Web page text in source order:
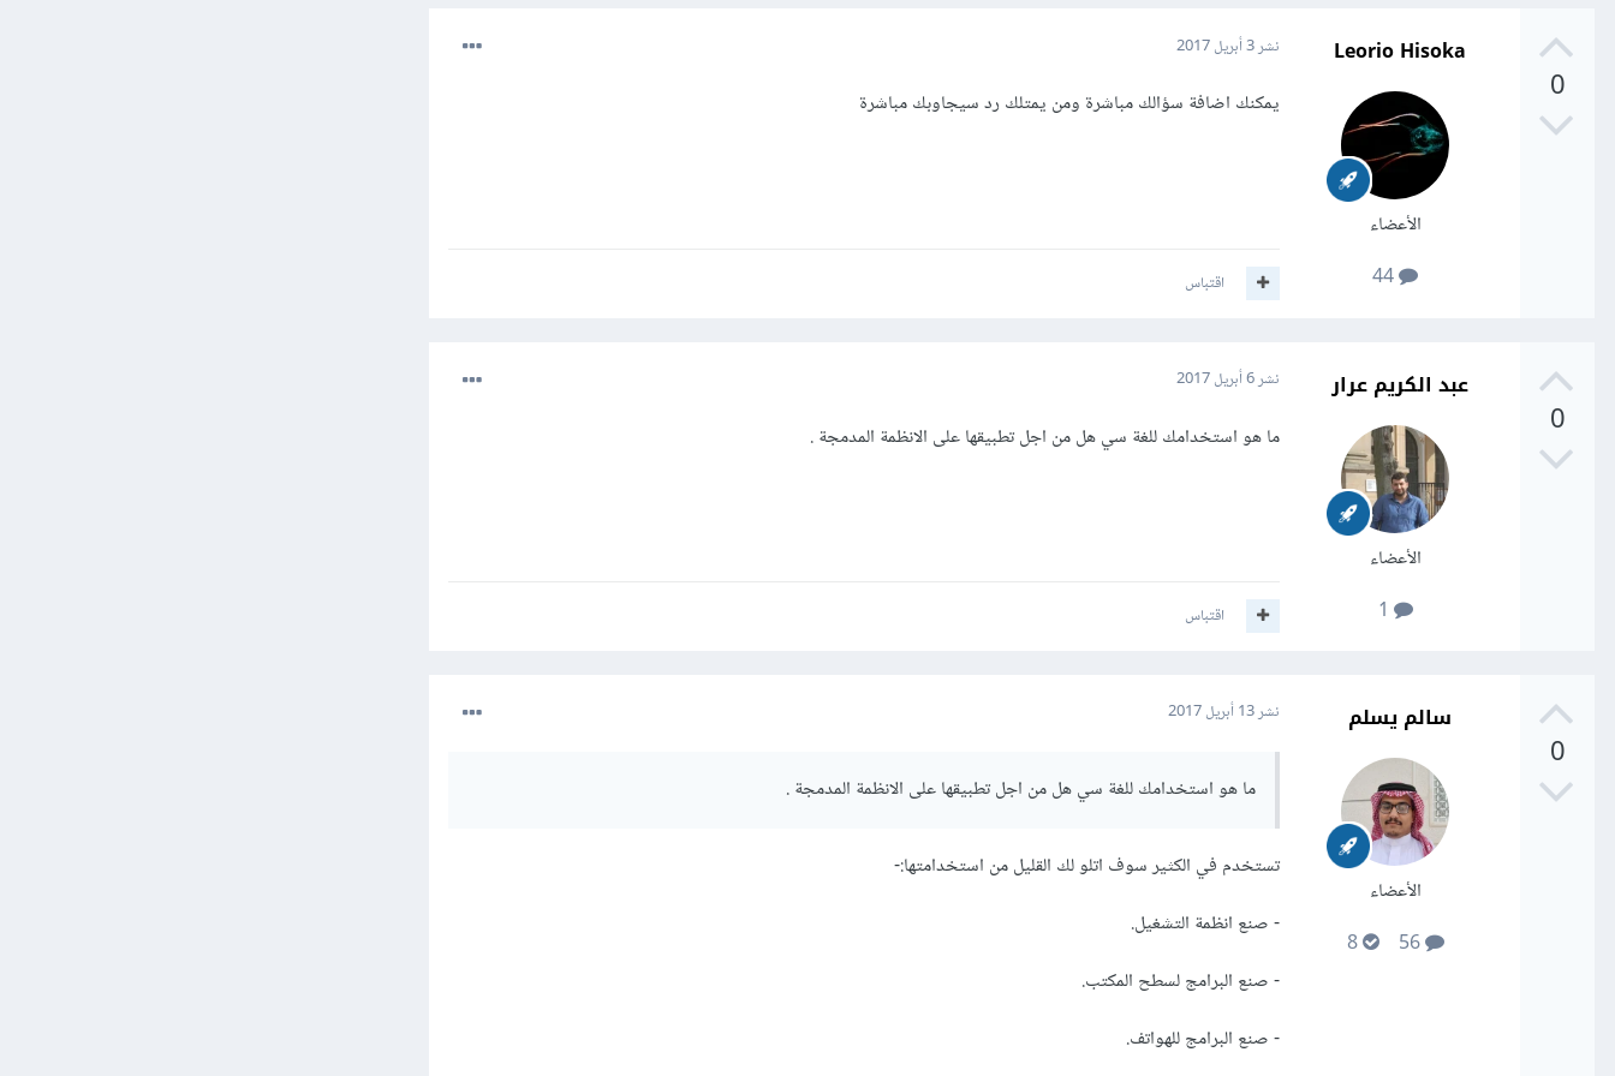
0
Leorio Hisoka
الأعضاء
نشر3 أبريل 2017
يمكنك اضافة سؤالك مباشرة ومن يمتلك رد سيجاوبك مباشرة
اقتباس
0
عبد الكريم عرار
الأعضاء
نشر6 أبريل 2017
ما هو استخدامك للغة سي هل من اجل تطبيقها على الانظمة المدمجة .
اقتباس
0
سالم يسلم
الأعضاء
56
8
نشر13 أبريل 2017
ما هو استخدامك للغة سي هل من اجل تطبيقها على الانظمة المدمجة .
تستخدم في الكثير سوف اتلو لك القليل من استخدامتها:-
- صنع انظمة التشغيل.
- صنع البرامج لسطح المكتب.
- صنع البرامج للهواتف.